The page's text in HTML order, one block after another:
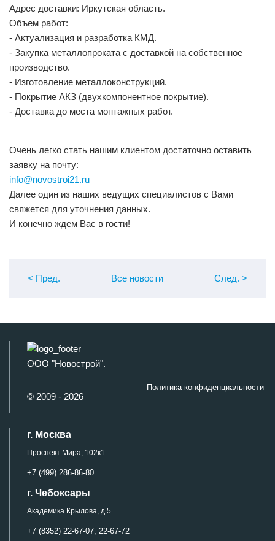
Адрес доставки: Иркутская область.
Объем работ:
- Актуализация и разработка КМД.
- Закупка металлопроката с доставкой на собственное
производство.
- Изготовление металлоконструкций.
- Покрытие АКЗ (двухкомпонентное покрытие).
- Доставка до места монтажных работ.
Очень легко стать нашим клиентом достаточно оставить
заявку на почту:
info@novostroi21.ru
Далее один из наших ведущих специалистов с Вами
свяжется для уточнения данных.
И конечно ждем Вас в гости!
< Пред. Все новости След. >
ООО "Новострой".
© 2009 - 2026
Политика конфиденциальности
г. Москва
Проспект Мира, 102к1
+7 (499) 286-86-80
г. Чебоксары
Академика Крылова, д.5
+7 (8352) 22-67-07, 22-67-72